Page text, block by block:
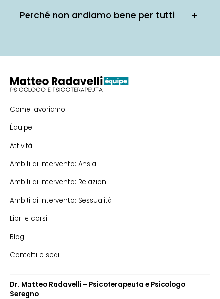
Perché non andiamo bene per tutti
Come lavoriamo
Équipe
Attività
Ambiti di intervento: Ansia
Ambiti di intervento: Relazioni
Ambiti di intervento: Sessualità
Libri e corsi
Blog
Contatti e sedi
Dr. Matteo Radavelli – Psicoterapeuta e Psicologo
Seregno